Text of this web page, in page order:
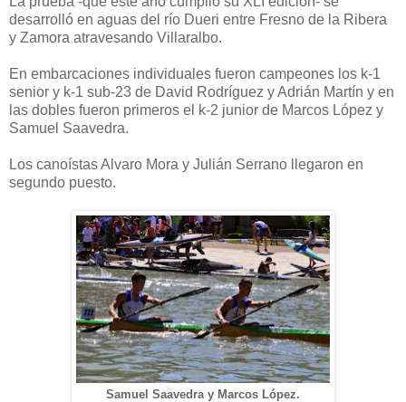
desarrolló en aguas del río Dueri entre Fresno de la Ribera
y Zamora atravesando Villaralbo.
En embarcaciones individuales fueron campeones los k-1
senior y k-1 sub-23 de David Rodríguez y Adrián Martín y en
las dobles fueron primeros el k-2 junior de Marcos López y
Samuel Saavedra.
Los canoístas Alvaro Mora y Julián Serrano llegaron en
segundo puesto.
Samuel Saavedra y Marcos López.